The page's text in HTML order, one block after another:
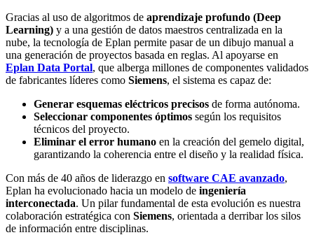
Gracias al uso de algoritmos de aprendizaje profundo (Deep
Learning) y a una gestión de datos maestros centralizada en la
nube, la tecnología de Eplan permite pasar de un dibujo manual a
una generación de proyectos basada en reglas. Al apoyarse en
Eplan Data Portal, que alberga millones de componentes validados
de fabricantes líderes como Siemens, el sistema es capaz de:
Generar esquemas eléctricos precisos de forma autónoma.
Seleccionar componentes óptimos según los requisitos
técnicos del proyecto.
Eliminar el error humano en la creación del gemelo digital,
garantizando la coherencia entre el diseño y la realidad física.
Con más de 40 años de liderazgo en software CAE avanzado,
Eplan ha evolucionado hacia un modelo de ingeniería
interconectada. Un pilar fundamental de esta evolución es nuestra
colaboración estratégica con Siemens, orientada a derribar los silos
de información entre disciplinas.